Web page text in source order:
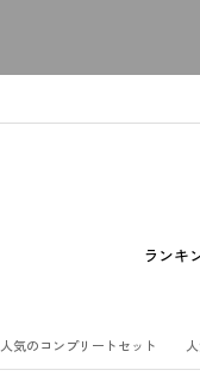
ランキ
人気のコンプリートセット